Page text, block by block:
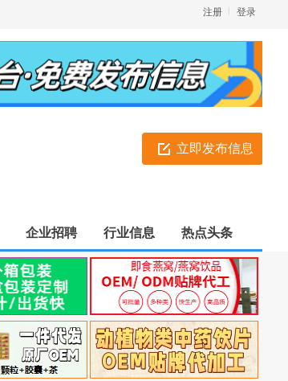
登录
注册
立即发布信息
企业招聘 行业信息 热点头条